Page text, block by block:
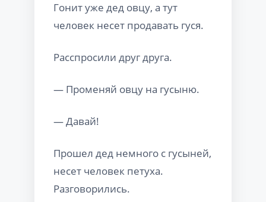
Гонит уже дед овцу, а тут
человек несет продавать гуся.
Расспросили друг друга.
— Променяй овцу на гусыню.
— Давай!
Прошел дед немного с гусыней,
несет человек петуха.
Разговорились.